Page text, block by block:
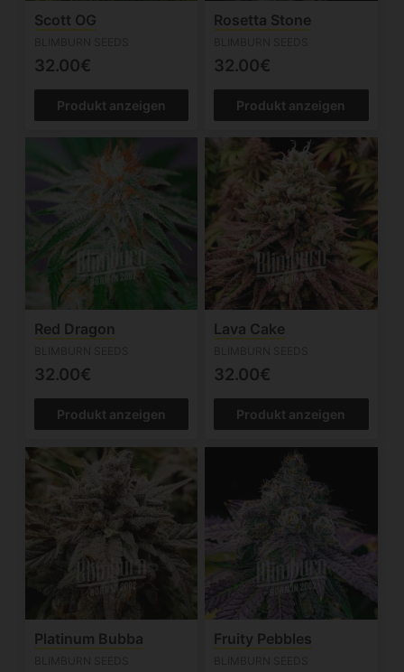
Scott OG
32.00€
Produkt anzeigen
Rosetta Stone
32.00€
Produkt anzeigen
Red Dragon
32.00€
Produkt anzeigen
Lava Cake
32.00€
Produkt anzeigen
Platinum Bubba Fruity Pebbles